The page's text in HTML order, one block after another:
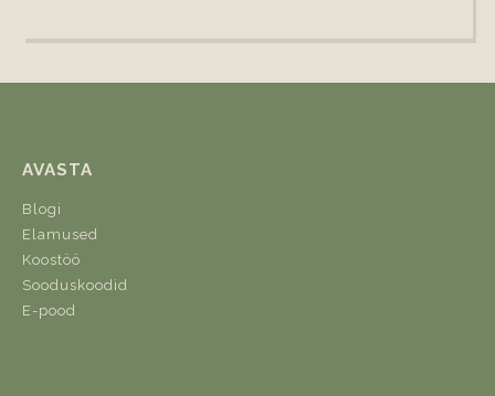
AVASTA
Blogi
Elamused
Koostöö
Sooduskoodid
E-pood